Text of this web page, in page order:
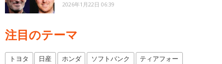
2026年1月22日 06:39
注目のテーマ
トヨタ 日産 ホンダ ソフトバンク ティアフォー